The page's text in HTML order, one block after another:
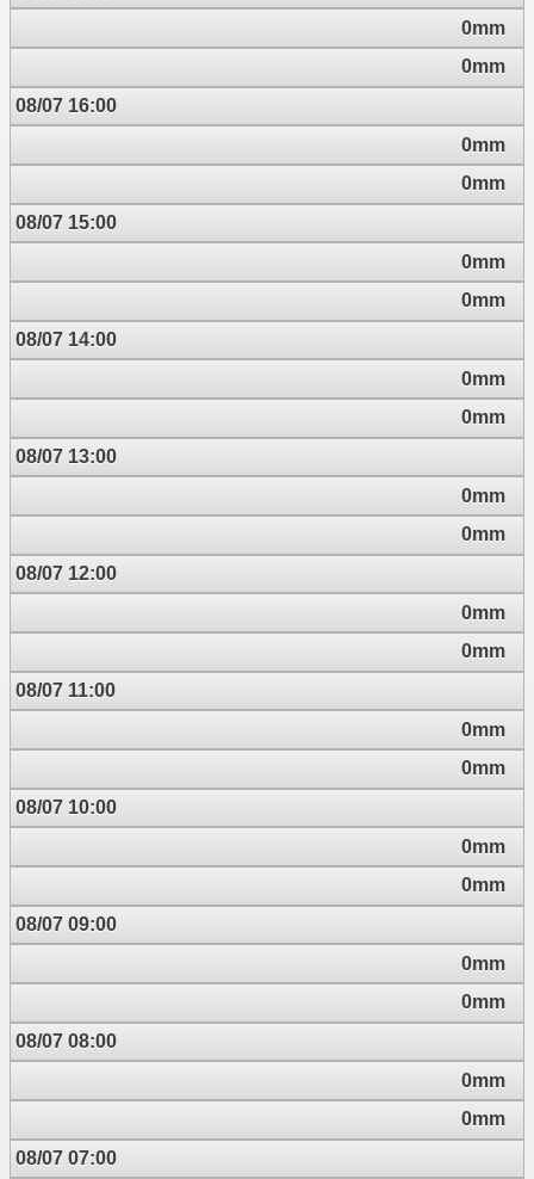
0mm
0mm
08/07 16:00
0mm
0mm
08/07 15:00
0mm
0mm
08/07 14:00
0mm
0mm
08/07 13:00
0mm
0mm
08/07 12:00
0mm
0mm
08/07 11:00
0mm
0mm
08/07 10:00
0mm
0mm
08/07 09:00
0mm
0mm
08/07 08:00
0mm
0mm
08/07 07:00